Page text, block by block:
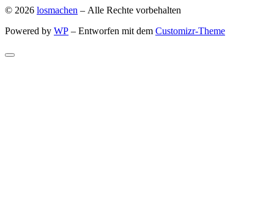
© 2026 losmachen – Alle Rechte vorbehalten
Powered by WP – Entworfen mit dem Customizr-Theme